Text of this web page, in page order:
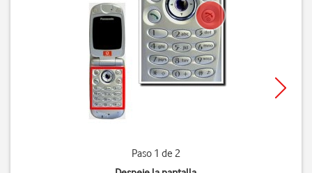
Paso 1 de 2